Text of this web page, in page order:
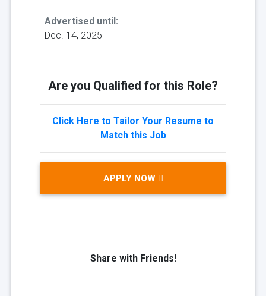
Advertised until:
Dec. 14, 2025
Are you Qualified for this Role?
Click Here to Tailor Your Resume to
Match this Job
APPLY NOW
Share with Friends!